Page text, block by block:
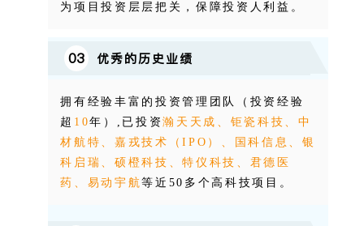
为项目投资层层把关，保障投资人利益。
03 优秀的历史业绩
拥有经验丰富的投资管理团队（投资经验
超 10年）, 已投资瀚天天成、钜瓷科技、中
材航特、嘉戎技术（IPO）、国科信息、银
科启瑞、硕橙科技、特仪科技、君德医
药、易动宇航等近50多个高科技项目。